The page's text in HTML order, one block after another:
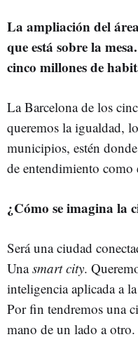
La ampliación del
que está sobre la
cinco millones de
La Barcelona de los
queremos la igualdad,
municipios, estén
de entendimiento
¿Cómo se imagina la
Será una ciudad
Unasmart city.
inteligencia aplicada a
Por fin tendremos una
mano de un lado a otro.